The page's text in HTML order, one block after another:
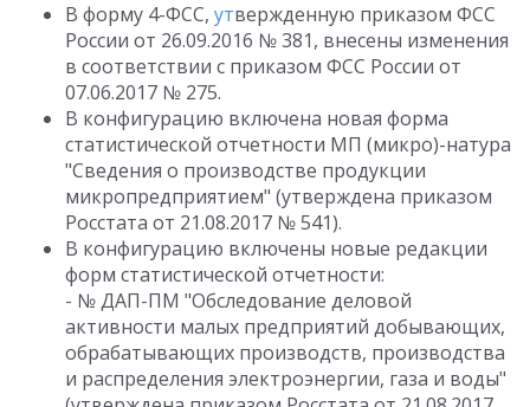
В форму 4-ФСС, утвержденную приказом ФСС
России от 26.09.2016 № 381, внесены изменения
в соответствии с приказом ФСС России от
07.06.2017 № 275.
В конфигурацию включена новая форма
статистической отчетности МП (микро)-натура
"Сведения о производстве продукции
микропредприятием" (утверждена приказом
Росстата от 21.08.2017 № 541).
В конфигурацию включены новые редакции
форм статистической отчетности:
- № ДАП-ПМ "Обследование деловой
активности малых предприятий добывающих,
обрабатывающих производств, производства
и распределения электроэнергии, газа и воды"